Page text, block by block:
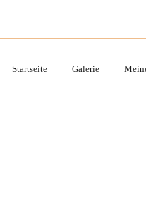
Startseite Galerie